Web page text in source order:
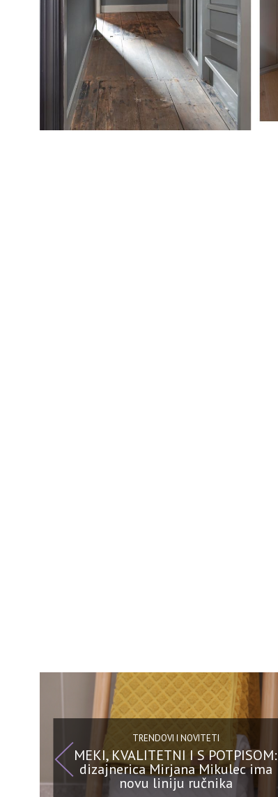
TRENDOVI I NOVITETI
MEKI, KVALITETNI I S POTPISOM:
dizajnerica Mirjana Mikulec ima
novu liniju ručnika